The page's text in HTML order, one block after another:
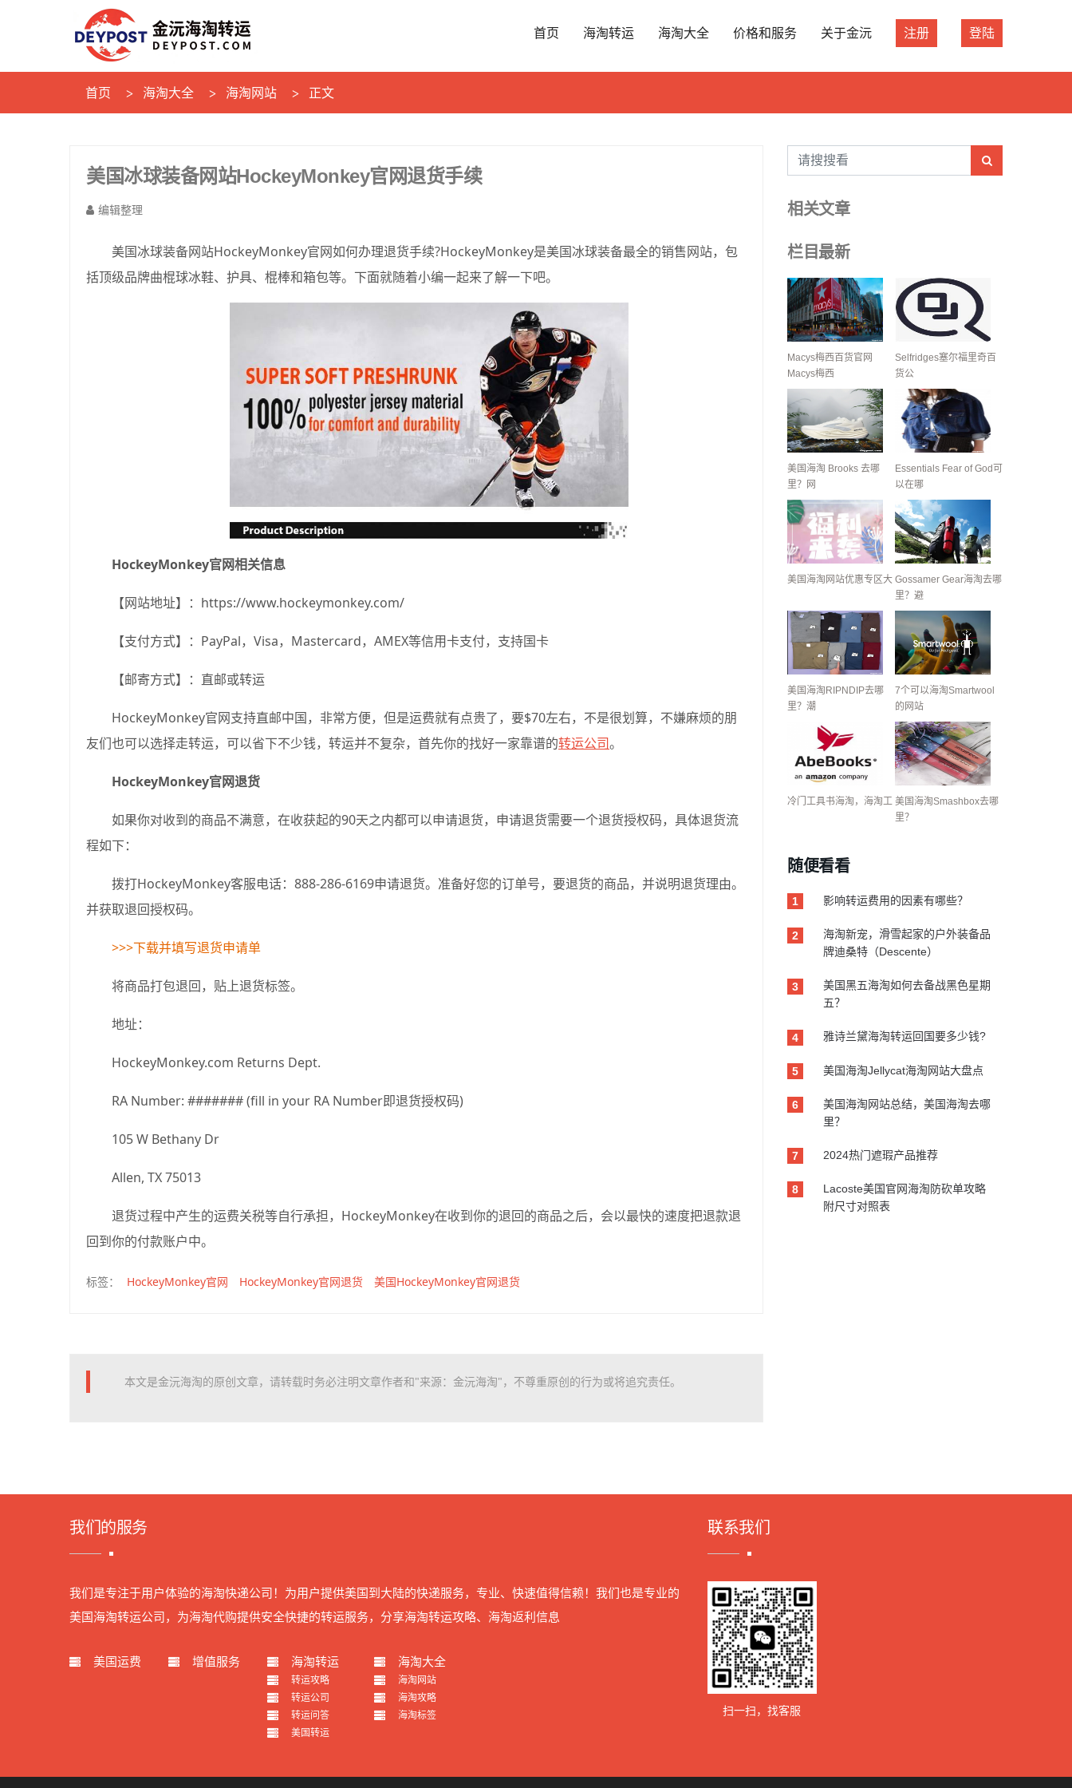
首页 海淘转运 海淘大全 价格和服务 关于金沅 注册 登陆
首页 海淘大全 海淘网站 正文
美国冰球装备网站HockeyMonkey官网退货手续
编辑整理
美国冰球装备网站HockeyMonkey官网如何办理退货手续?HockeyMonkey是美国冰球装备最全的销售网站，包
括顶级品牌曲棍球冰鞋、护具、棍棒和箱包等。下面就随着小编一起来了解一下吧。
HockeyMonkey官网相关信息
【网站地址】： https://www.hockeymonkey.com/
【支付方式】：PayPal，Visa，Mastercard，AMEX等信用卡支付，支持国卡
【邮寄方式】：直邮或转运
HockeyMonkey官网支持直邮中国，非常方便，但是运费就有点贵了，要$70左右，不是很划算，不嫌麻烦的朋
友们也可以选择走转运，可以省下不少钱，转运并不复杂，首先你的找好一家靠谱的转运公司。
HockeyMonkey官网退货
如果你对收到的商品不满意，在收获起的90天之内都可以申请退货，申请退货需要一个退货授权码，具体退货流
程如下：
拨打HockeyMonkey客服电话：888-286-6169申请退货。准备好您的订单号，要退货的商品，并说明退货理由。
并获取退回授权码。
>>>下载并填写退货申请单
将商品打包退回，贴上退货标签。
地址：
HockeyMonkey.com Returns Dept.
RA Number: ####### (fill in your RA Number即退货授权码)
105 W Bethany Dr
Allen, TX 75013
退货过程中产生的运费关税等自行承担，HockeyMonkey在收到你的退回的商品之后，会以最快的速度把退款退
回到你的付款账户中。
标签： HockeyMonkey官网 HockeyMonkey官网退货 美国HockeyMonkey官网退货
本文是金沅海淘的原创文章，请转载时务必注明文章作者和"来源：金沅海淘"，不尊重原创的行为或将追究责任。
相关文章
栏目最新
Macys梅西百货官网
Macys梅西
Selfridges塞尔福里奇百
货公
美国海淘 Brooks 去哪
里？网
Essentials Fear of God可
以在哪
美国海淘网站优惠专区大 Gossamer Gear海淘去哪
里？避
美国海淘RIPNDIP去哪
里？潮
7个可以海淘Smartwool
的网站
冷门工具书海淘，海淘工 美国海淘Smashbox去哪
里？
随便看看
1 影响转运费用的因素有哪些？
2
海淘新宠，滑雪起家的户外装备品
牌迪桑特（Descente）
3
美国黑五海淘如何去备战黑色星期
五？
4 雅诗兰黛海淘转运回国要多少钱?
5 美国海淘Jellycat海淘网站大盘点
6
美国海淘网站总结，美国海淘去哪
里？
7 2024热门遮瑕产品推荐
8
Lacoste美国官网海淘防砍单攻略
附尺寸对照表
我们的服务
我们是专注于用户体验的海淘快递公司！为用户提供美国到大陆的快递服务，专业、快速值得信赖！我们也是专业的
美国海淘转运公司，为海淘代购提供安全快捷的转运服务，分享海淘转运攻略、海淘返利信息
美国运费 增值服务 海淘转运
转运攻略
转运公司
转运问答
美国转运
海淘大全
海淘网站
海淘攻略
海淘标签
联系我们
扫一扫，找客服